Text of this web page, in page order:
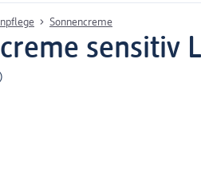
Sonnencreme
sensitiv
)